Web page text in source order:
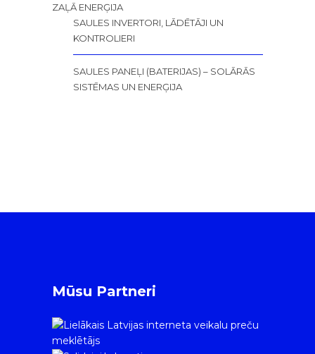
ZAĻĀ ENERĢIJA
SAULES INVERTORI, LĀDĒTĀJI UN
KONTROLIERI
SAULES PANEĻI (BATERIJAS) – SOLĀRĀS
SISTĒMAS UN ENERĢIJA
Mūsu Partneri